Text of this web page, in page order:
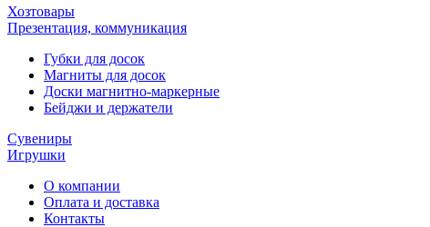
Хозтовары
Презентация, коммуникация
Губки для досок
Магниты для досок
Доски магнитно-маркерные
Бейджи и держатели
Сувениры
Игрушки
О компании
Оплата и доставка
Контакты